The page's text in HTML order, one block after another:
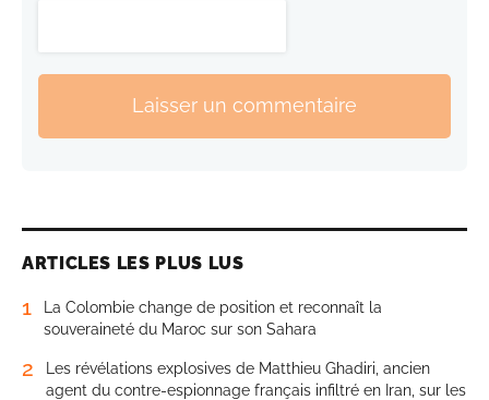
Laisser un commentaire
ARTICLES LES PLUS LUS
1
La Colombie change de position et reconnaît la
souveraineté du Maroc sur son Sahara
2
Les révélations explosives de Matthieu Ghadiri, ancien
agent du contre-espionnage français infiltré en Iran, sur les